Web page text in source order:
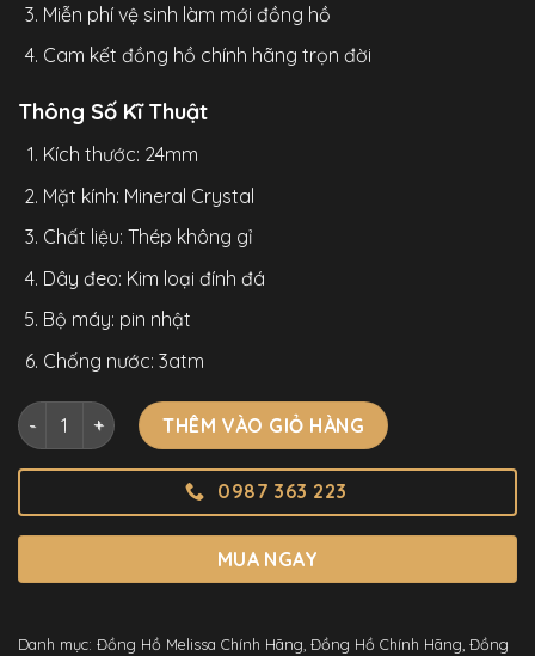
Miễn phí vệ sinh làm mới đồng hồ
Cam kết đồng hồ chính hãng trọn đời
Thông Số Kĩ Thuật
Kích thước: 24mm
Mặt kính: Mineral Crystal
Chất liệu: Thép không gỉ
Dây đeo: Kim loại đính đá
Bộ máy: pin nhật
Chống nước: 3atm
Đồng Hồ Nữ Melissa F8099 Chính Hãng Dáng Lắc Tay Mặt
THÊM VÀO GIỎ HÀNG
0987 363 223
MUA NGAY
Danh mục: Đồng Hồ Melissa Chính Hãng, Đồng Hồ Chính Hãng, Đồng